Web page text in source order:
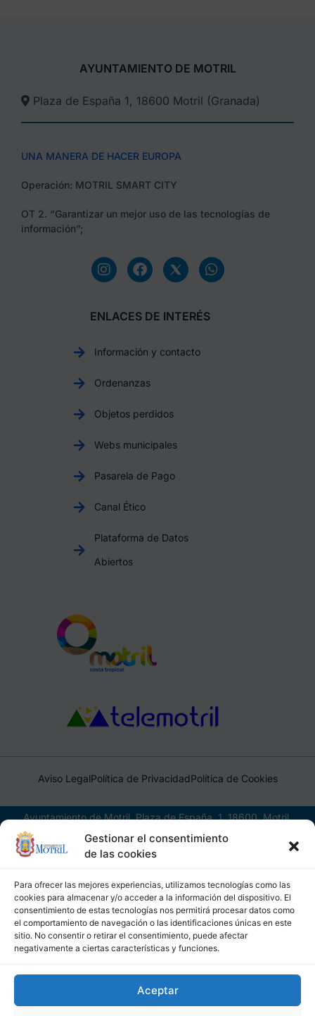
Gestionar el consentimiento
de las cookies
Para ofrecer las mejores experiencias, utilizamos tecnologías como las
cookies para almacenar y/o acceder a la información del dispositivo. El
consentimiento de estas tecnologías nos permitirá procesar datos como
el comportamiento de navegación o las identificaciones únicas en este
sitio. No consentir o retirar el consentimiento, puede afectar
negativamente a ciertas características y funciones.
Aceptar
AYUNTAMIENTO DE MOTRIL
Plaza de España 1, 18600 Motril (Granada)​
UNA MANERA DE HACER EUROPA
Operación: MOTRIL SMART CITY
OT 2. “Garantizar un mejor uso de las tecnologías de
información”;
ENLACES DE INTERÉS
Información y contacto
Ordenanzas
Objetos perdidos
Webs municipales
Pasarela de Pago
Canal Ético
Plataforma de Datos
Abiertos
Aviso LegalPolítica de PrivacidadPolítica de Cookies
Ayuntamiento de Motril, Plaza de España, 1, 18600, Motril,
(Granada), CIF: P1814200J, DIR3: L01181400